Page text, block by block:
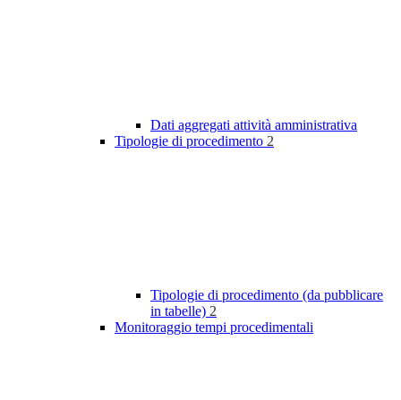
Dati aggregati attività amministrativa
Tipologie di procedimento 2
Tipologie di procedimento (da pubblicare
in tabelle) 2
Monitoraggio tempi procedimentali